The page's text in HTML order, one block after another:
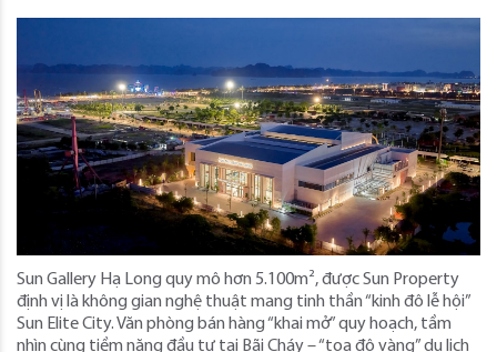
Sun Gallery Hạ Long quy mô hơn 5.100m², được Sun Property
định vị là không gian nghệ thuật mang tinh thần “kinh đô lễ hội”
Sun Elite City. Văn phòng bán hàng “khai mở” quy hoạch, tầm
nhìn cùng tiềm năng đầu tư tại Bãi Cháy – “tọa độ vàng” du lịch